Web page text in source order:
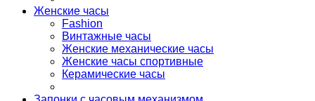
Женские часы
Fashion
Винтажные часы
Женские механические часы
Женские часы спортивные
Керамические часы